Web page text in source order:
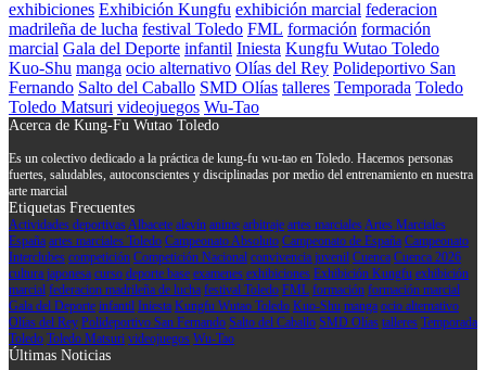
exhibiciones Exhibición Kungfu exhibición marcial federacion
madrileña de lucha festival Toledo FML formación formación
marcial Gala del Deporte infantil Iniesta Kungfu Wutao Toledo
Kuo-Shu manga ocio alternativo Olías del Rey Polideportivo San
Fernando Salto del Caballo SMD Olías talleres Temporada Toledo
Toledo Matsuri videojuegos Wu-Tao
Acerca de Kung-Fu Wutao Toledo
Es un colectivo dedicado a la práctica de kung-fu wu-tao en Toledo. Hacemos personas
fuertes, saludables, autoconscientes y disciplinadas por medio del entrenamiento en nuestra
arte marcial
Etiquetas Frecuentes
Actividades deportivas Albacete alevín anime arbitraje artes marciales Artes Marciales
España artes marciales Toledo Campeonato Absoluto Campeonato de España Campeonato
Interclubes competición Competición Nacional convivencia juvenil Cuenca Cuenca 2026
cultura japonesa curso deporte base examenes exhibiciones Exhibición Kungfu exhibición
marcial federacion madrileña de lucha festival Toledo FML formación formación marcial
Gala del Deporte infantil Iniesta Kungfu Wutao Toledo Kuo-Shu manga ocio alternativo
Olías del Rey Polideportivo San Fernando Salto del Caballo SMD Olías talleres Temporada
Toledo Toledo Matsuri videojuegos Wu-Tao
Últimas Noticias